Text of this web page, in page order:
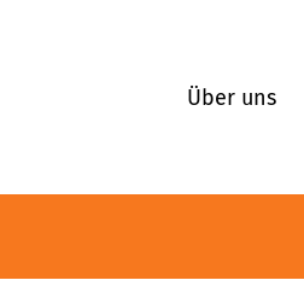
Über uns